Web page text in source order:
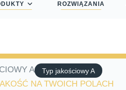
ROZWIĄZANIA
A Typ jakościowy A
NA TWOICH POLACH